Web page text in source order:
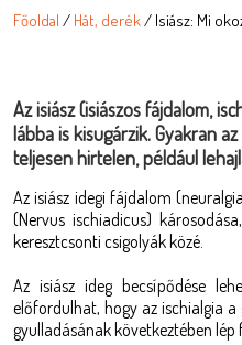
Főoldal / Hát, derék/ Isiász: Mi
Az isiász (isiászos fájdalom,
lábba is kisugárzik. Gyakran
teljesen hirtelen, például
Az isiász idegi fájdalom
(Nervus ischiadicus)
keresztcsonti csigolyák közé.
Az isiász ideg becsípődése
előfordulhat, hogy az ischialgia
gyulladásának következtében lép